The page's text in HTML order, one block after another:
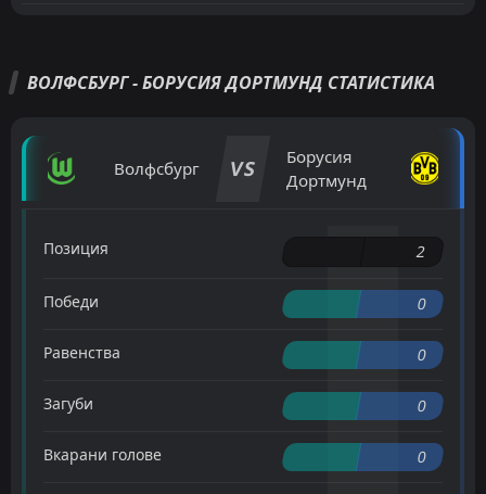
ВОЛФСБУРГ - БОРУСИЯ ДОРТМУНД СТАТИСТИКА
Волфсбург VS
Борусия
Дортмунд
Позиция 2
Победи 0
Равенства 0
Загуби 0
Вкарани голове 0